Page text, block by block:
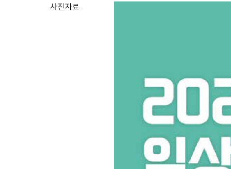
사진자료